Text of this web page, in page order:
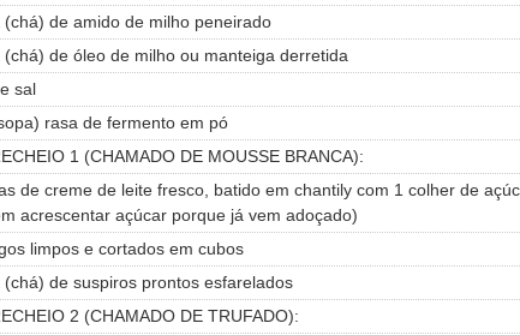
de amido de milho peneirado
(chá) de óleo de milho ou manteiga derretida
sal
rasa de fermento em pó
1 (CHAMADO DE MOUSSE BRANCA):
de creme de leite fresco, batido em chantily com 1 colher de
acrescentar açúcar porque já vem adoçado)
limpos e cortados em cubos
(chá) de suspiros prontos esfarelados
2 (CHAMADO DE TRUFADO):